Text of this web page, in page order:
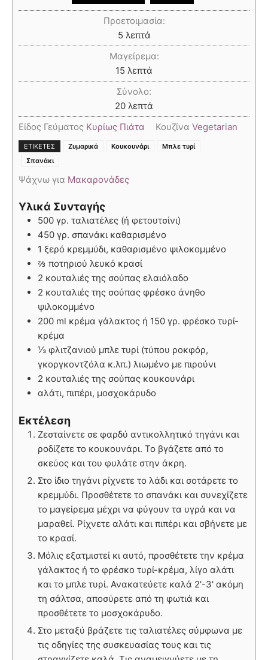
Προετοιμασία:
5 λεπτά
Μαγείρεμα:
15 λεπτά
Σύνολο:
20 λεπτά
Είδος Γεύματος Κυρίως Πιάτα Κουζίνα Vegetarian
ΕΤΙΚΈΤΕΣ Ζυμαρικά Κουκουνάρι Μπλε τυρί
Σπανάκι
Ψάχνω για Μακαρονάδες
Υλικά Συνταγής
500 γρ. ταλιατέλες (ή φετουτσίνι)
450 γρ. σπανάκι καθαρισμένο
1 ξερό κρεμμύδι, καθαρισμένο ψιλοκομμένο
⅔ ποτηριού λευκό κρασί
2 κουταλιές της σούπας ελαιόλαδο
2 κουταλιές της σούπας φρέσκο άνηθο
ψιλοκομμένο
200 ml κρέμα γάλακτος ή 150 γρ. φρέσκο τυρί-
κρέμα
⅓ φλιτζανιού μπλε τυρί (τύπου ροκφόρ,
γκοργκοντζόλα κ.λπ.) λιωμένο με πιρούνι
2 κουταλιές της σούπας κουκουνάρι
αλάτι, πιπέρι, μοσχοκάρυδο
Εκτέλεση
Ζεσταίνετε σε φαρδύ αντικολλητικό τηγάνι και
ροδίζετε το κουκουνάρι. Το βγάζετε από το
σκεύος και του φυλάτε στην άκρη.
Στο ίδιο τηγάνι ρίχνετε το λάδι και σοτάρετε το
κρεμμύδι. Προσθέτετε το σπανάκι και συνεχίζετε
το μαγείρεμα μέχρι να φύγουν τα υγρά και να
μαραθεί. Ρίχνετε αλάτι και πιπέρι και σβήνετε με
το κρασί.
Μόλις εξατμιστεί κι αυτό, προσθέτετε την κρέμα
γάλακτος ή το φρέσκο τυρί-κρέμα, λίγο αλάτι
και το μπλε τυρί. Ανακατεύετε καλά 2'-3' ακόμη
τη σάλτσα, αποσύρετε από τη φωτιά και
προσθέτετε το μοσχοκάρυδο.
Στο μεταξύ βράζετε τις ταλιατέλες σύμφωνα με
τις οδηγίες της συσκευασίας τους και τις